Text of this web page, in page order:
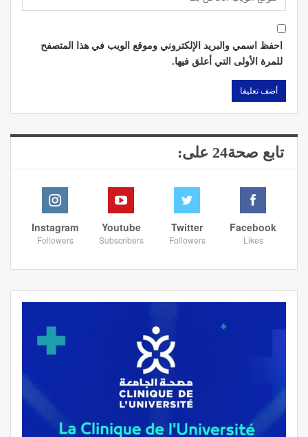
احفظ اسمي والبريد الإلكتروني وموقع الويب في هذا المتصفح
للمرة الأولى التي أعلق فيها.
تابع صحة24 على:
Facebook
Likes
Twitter
Followers
Youtube
Subscribers
Instagram
Followers